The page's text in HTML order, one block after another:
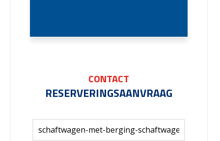
CONTACT
RESERVERINGSAANVRAAG